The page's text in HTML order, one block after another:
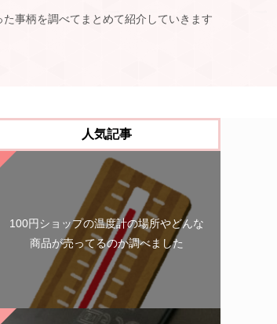
事柄を調べてまとめて紹介していきます
人気記事
100円ショップの温度計の場所やどんな
商品が売ってるのか調べました